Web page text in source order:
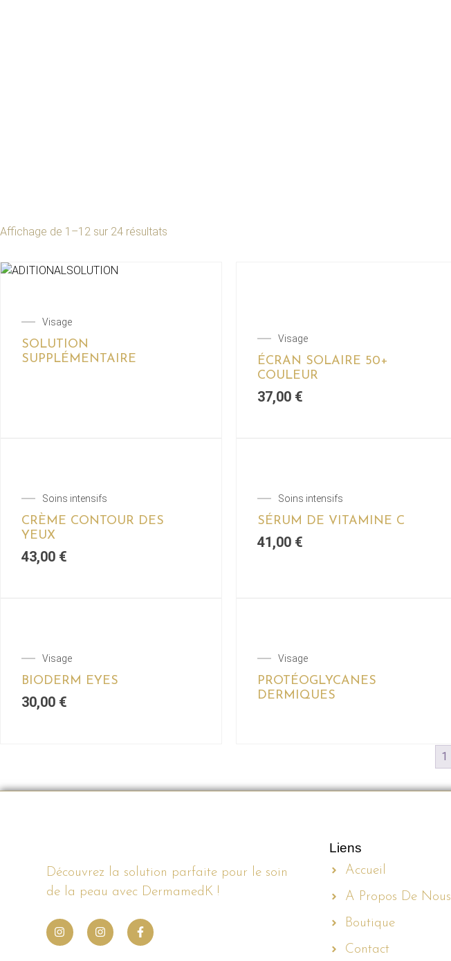
Affichage de 1–12 sur 24 résultats
Visage
SOLUTION
SUPPLÉMENTAIRE
Visage
ÉCRAN SOLAIRE 50+
COULEUR
37,00 €
Soins intensifs
CRÈME CONTOUR DES
YEUX
43,00 €
Soins intensifs
SÉRUM DE VITAMINE C
41,00 €
Visage
BIODERM EYES
30,00 €
Visage
PROTÉOGLYCANES
DERMIQUES
1
Découvrez la solution parfaite pour le soin
de la peau avec DermamedK !
Liens
Accueil
A Propos De Nous
Boutique
Contact